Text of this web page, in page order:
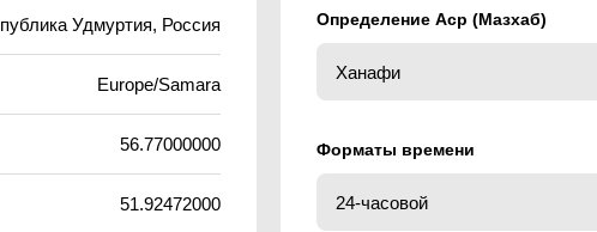
Удмуртия, Россия
Europe/Samara
56.77000000
51.92472000
Определение Аср (Мазхаб)
Форматы времени